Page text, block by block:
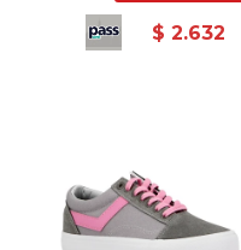
$ 2.632